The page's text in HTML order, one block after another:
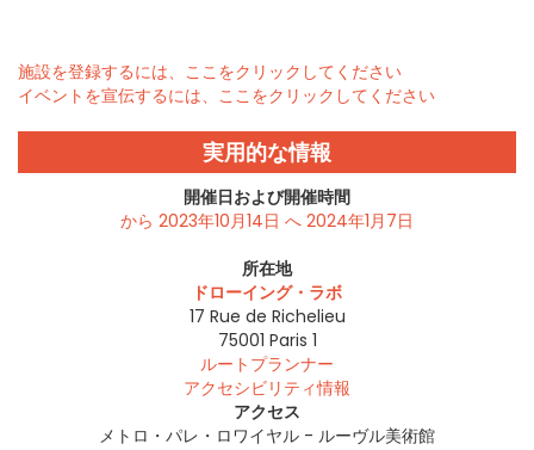
施設を登録するには、ここをクリックしてください
イベントを宣伝するには、ここをクリックしてください
実用的な情報
開催日および開催時間
から 2023年10月14日 へ 2024年1月7日
所在地
ドローイング・ラボ
17 Rue de Richelieu
75001 Paris 1
ルートプランナー
アクセシビリティ情報
アクセス
メトロ・パレ・ロワイヤル - ルーヴル美術館